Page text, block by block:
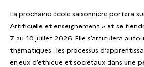
La prochaine école saisonnière portera
Artificielle et enseignement » et se
7 au 10 juillet 2026. Elle s’articulera
thématiques : les processus
enjeux d’éthique et sociétaux dans une